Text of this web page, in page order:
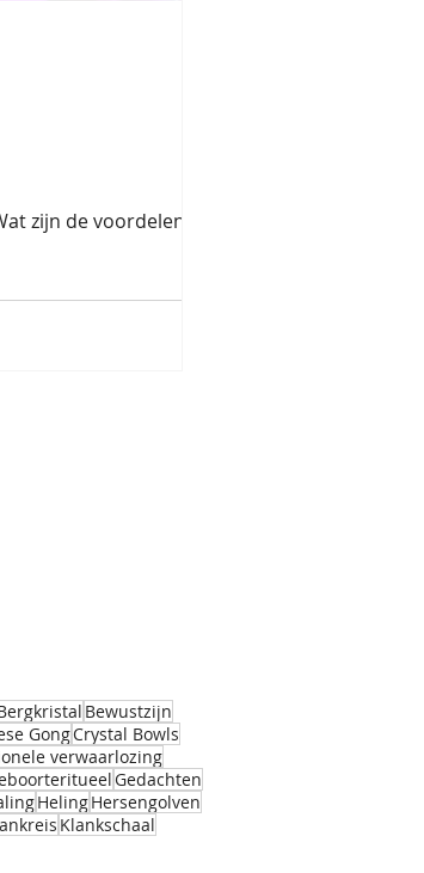
zijn de voordelen? In
Bewustzijn
GongCrystal Bowls
verwaarlozing
Gedachten
HelingHersengolven
Klankschaal